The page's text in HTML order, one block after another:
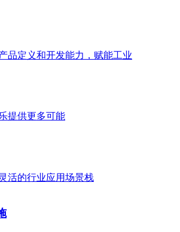
品定义和开发能力，赋能工业
提供更多可能
活的行业应用场景栈